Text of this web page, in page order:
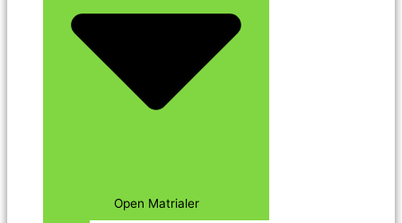
Open Matrialer